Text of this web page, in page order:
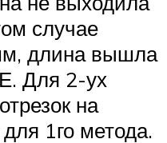
случае
длина вышла
Для 2-ух
на
1го метода.